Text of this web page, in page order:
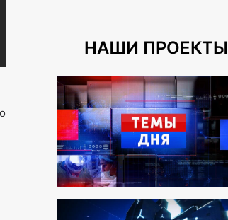
НАШИ ПРОЕКТЫ